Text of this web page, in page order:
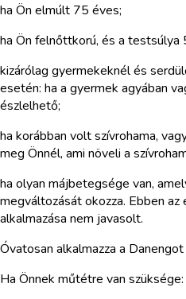
ha Ön elmúlt 75 éves;
ha Ön felnőttkorú, és a testsúlya
kizárólag gyermekeknél és
esetén: ha a gyermek agyában
észlelhető;
ha korábban volt szívrohama,
meg Önnél, ami növeli a
ha olyan májbetegsége van,
megváltozását okozza. Ebben az
alkalmazása nem javasolt.
Óvatosan alkalmazza a Danengot
Ha Önnek műtétre van szüksége: